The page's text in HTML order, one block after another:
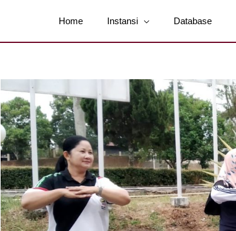
Home Instansi Database